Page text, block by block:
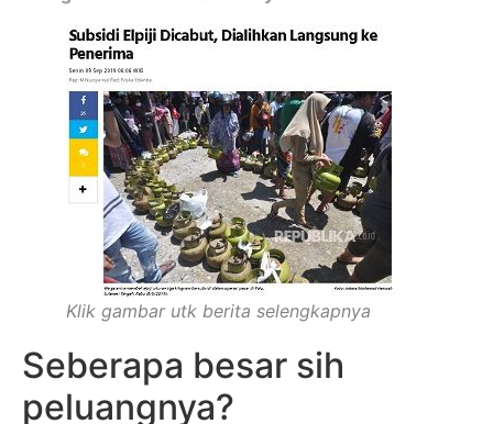
Klik gambar utk berita selengkapnya
Seberapa besar sih
peluangnya?